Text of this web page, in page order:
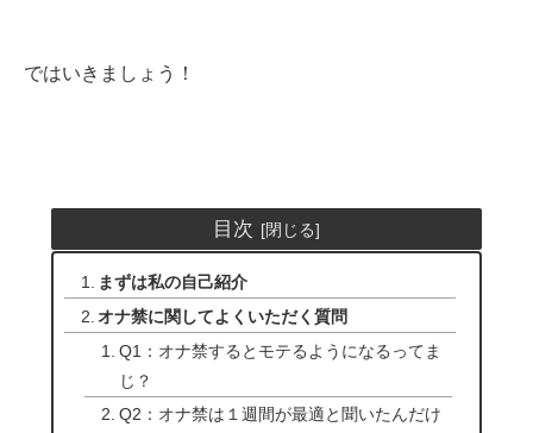
ではいきましょう！
目次
まずは私の自己紹介
オナ禁に関してよくいただく質問
Q1：オナ禁するとモテるようになるってま
じ？
Q2：オナ禁は１週間が最適と聞いたんだけ